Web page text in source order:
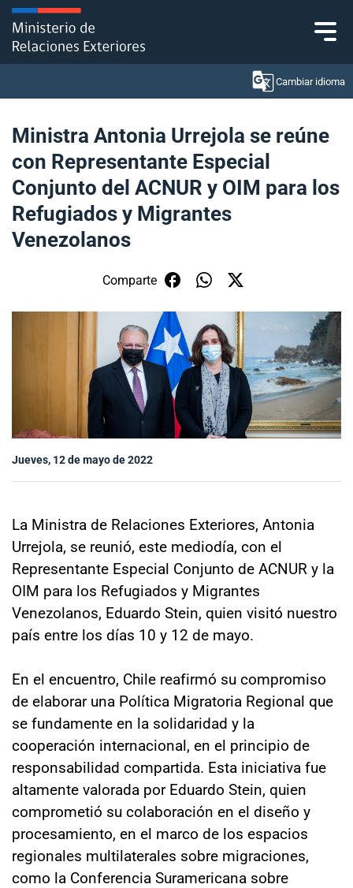
Click acá para ir directamente al contenido
Cambiar idioma
Ministerio
Política Exterior
Embajadas y consulados
Servicios ciudadanos
Subsecretaría de Relaciones Económicas
Internacionales
Sala de prensa
modo claro
Ministra Antonia Urrejola se reúne
con Representante Especial
Conjunto del ACNUR y OIM para los
Refugiados y Migrantes
Venezolanos
Comparte
Jueves, 12 de mayo de 2022
La Ministra de Relaciones Exteriores, Antonia
Urrejola, se reunió, este mediodía, con el
Representante Especial Conjunto de ACNUR y la
OIM para los Refugiados y Migrantes
Venezolanos, Eduardo Stein, quien visitó nuestro
país entre los días 10 y 12 de mayo.
En el encuentro, Chile reafirmó su compromiso
de elaborar una Política Migratoria Regional que
se fundamente en la solidaridad y la
cooperación internacional, en el principio de
responsabilidad compartida. Esta iniciativa fue
altamente valorada por Eduardo Stein, quien
comprometió su colaboración en el diseño y
procesamiento, en el marco de los espacios
regionales multilaterales sobre migraciones,
como la Conferencia Suramericana sobre